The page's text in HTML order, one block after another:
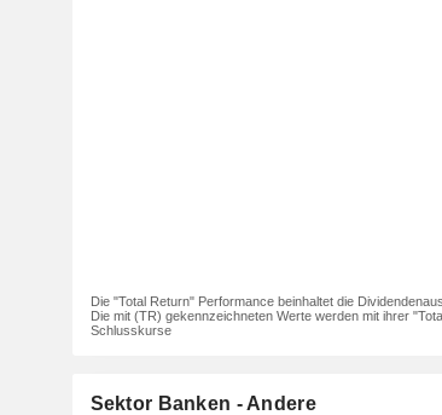
Die "Total Return" Performance beinhaltet die
Die mit (TR) gekennzeichneten Werte werden mit ihrer
Schlusskurse
Sektor Banken - Andere